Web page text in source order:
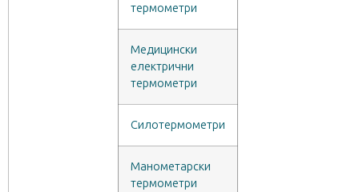
термометри
Медицински
електрични
термометри
Силотермометри
Манометарски
термометри